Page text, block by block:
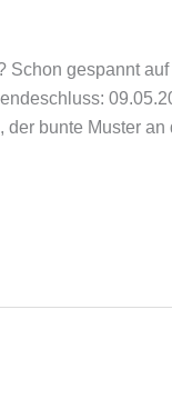
gespannt
der bunte Muster